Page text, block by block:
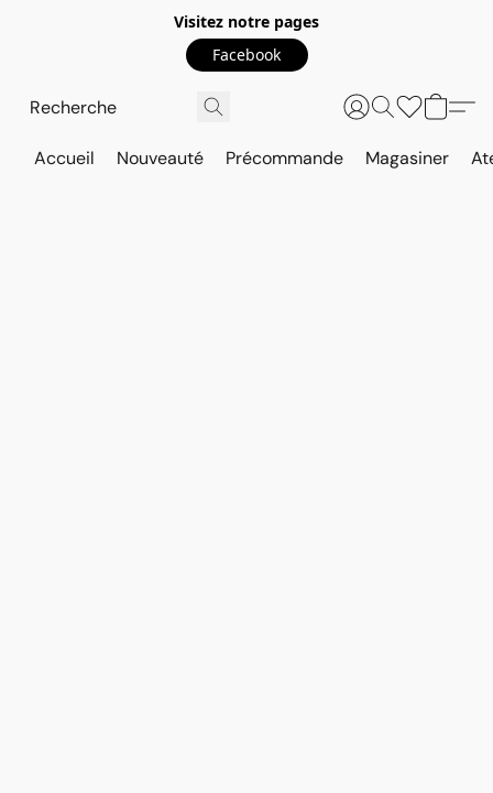
Visitez notre pages
Facebook
Accueil Nouveauté Précommande Magasiner